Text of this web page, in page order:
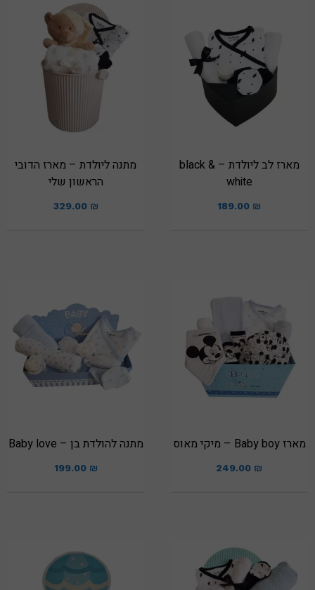
מארז לב ליולדת – black &
white
189.00 ₪
מתנה ליולדת – מארז הדובי
הראשון שלי
329.00 ₪
מארז Baby boy – מיקי מאוס
249.00 ₪
מתנה להולדת בן – Baby love
199.00 ₪